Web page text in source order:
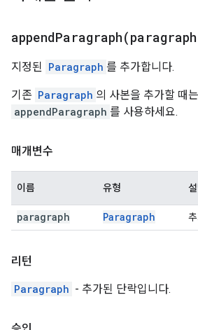
appendParagraph(
지정된 Paragraph 를 추가합니다.
기존 Paragraph 의 사본을 추가할 때
appendParagraph 를 사용하세요.
매개변수
이름 유형
paragraph Paragraph
리턴
Paragraph - 추가된 단락입니다.